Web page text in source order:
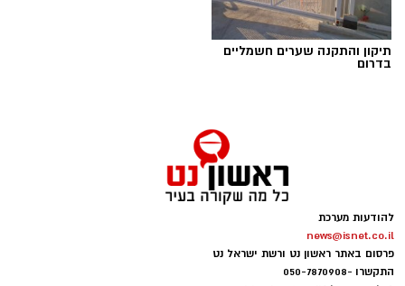
תיקון והתקנה שערים חשמליים
בדרום
להודעות מערכת
news@isnet.co.il
פרסום באתר ראשון נט ורשת ישראל נט
התקשרו -050-7870908